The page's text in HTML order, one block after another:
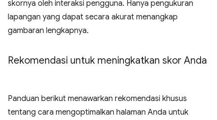
skornya oleh interaksi pengguna. Hanya pengukuran
lapangan yang dapat secara akurat menangkap
gambaran lengkapnya.
Rekomendasi untuk meningkatkan skor Anda
Panduan berikut menawarkan rekomendasi khusus
tentang cara mengoptimalkan halaman Anda untuk